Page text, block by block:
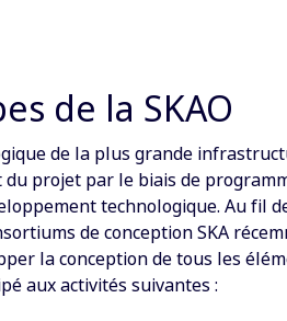
de la SKAO
de la plus grande
projet par le biais de
technologique. Au fil
de conception SKA
la conception de tous les
aux activités suivantes :